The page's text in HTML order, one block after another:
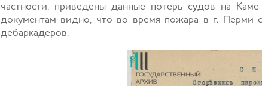
частности, приведены данные потерь судов на
документам видно, что во время пожара в г. Перми
дебаркадеров.